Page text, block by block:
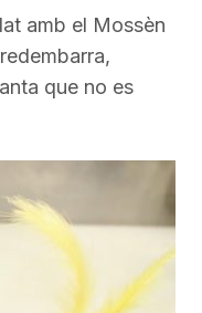
les
tecles
de
per
incrementar
amb el Mossèn
que no es